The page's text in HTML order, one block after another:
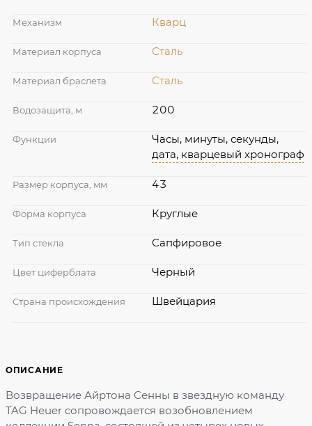
ОПИСАНИЕ
Возвращение Айртона Сенны в звездную команду
TAG Heuer сопровождается возобновлением
Механизм Кварц
Материал корпуса Сталь
Материал браслета Сталь
Водозащита, м 200
Функции
Часы, минуты, секунды,
дата, кварцевый хронограф
Размер корпуса, мм 43
Форма корпуса Круглые
Тип стекла Сапфировое
Цвет циферблата Черный
Страна происхождения Швейцария